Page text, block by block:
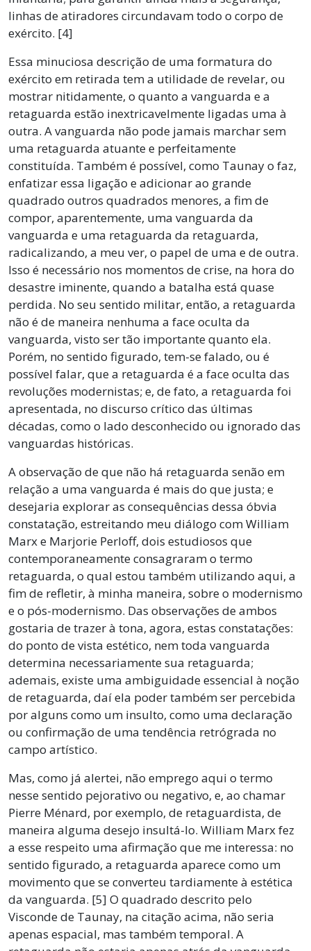
linhas de atiradores circundavam todo o corpo de
exército. [4]
Essa minuciosa descrição de uma formatura do
exército em retirada tem a utilidade de revelar, ou
mostrar nitidamente, o quanto a vanguarda e a
retaguarda estão inextricavelmente ligadas uma à
outra. A vanguarda não pode jamais marchar sem
uma retaguarda atuante e perfeitamente
constituída. Também é possível, como Taunay o faz,
enfatizar essa ligação e adicionar ao grande
quadrado outros quadrados menores, a fim de
compor, aparentemente, uma vanguarda da
vanguarda e uma retaguarda da retaguarda,
radicalizando, a meu ver, o papel de uma e de outra.
Isso é necessário nos momentos de crise, na hora do
desastre iminente, quando a batalha está quase
perdida. No seu sentido militar, então, a retaguarda
não é de maneira nenhuma a face oculta da
vanguarda, visto ser tão importante quanto ela.
Porém, no sentido figurado, tem-se falado, ou é
possível falar, que a retaguarda é a face oculta das
revoluções modernistas; e, de fato, a retaguarda foi
apresentada, no discurso crítico das últimas
décadas, como o lado desconhecido ou ignorado das
vanguardas históricas.
A observação de que não há retaguarda senão em
relação a uma vanguarda é mais do que justa; e
desejaria explorar as consequências dessa óbvia
constatação, estreitando meu diálogo com William
Marx e Marjorie Perloff, dois estudiosos que
contemporaneamente consagraram o termo
retaguarda, o qual estou também utilizando aqui, a
fim de refletir, à minha maneira, sobre o modernismo
e o pós-modernismo. Das observações de ambos
gostaria de trazer à tona, agora, estas constatações:
do ponto de vista estético, nem toda vanguarda
determina necessariamente sua retaguarda;
ademais, existe uma ambiguidade essencial à noção
de retaguarda, daí ela poder também ser percebida
por alguns como um insulto, como uma declaração
ou confirmação de uma tendência retrógrada no
campo artístico.
Mas, como já alertei, não emprego aqui o termo
nesse sentido pejorativo ou negativo, e, ao chamar
Pierre Ménard, por exemplo, de retaguardista, de
maneira alguma desejo insultá-lo. William Marx fez
a esse respeito uma afirmação que me interessa: no
sentido figurado, a retaguarda aparece como um
movimento que se converteu tardiamente à estética
da vanguarda. [5] O quadrado descrito pelo
Visconde de Taunay, na citação acima, não seria
apenas espacial, mas também temporal. A